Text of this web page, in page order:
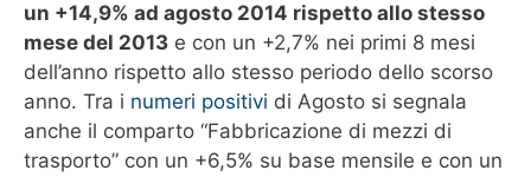
un +14,9% ad agosto 2014 rispetto allo stesso
mese del 2013 e con un +2,7% nei primi 8 mesi
dell’anno rispetto allo stesso periodo dello scorso
anno. Tra i numeri positivi di Agosto si segnala
anche il comparto “Fabbricazione di mezzi di
trasporto” con un +6,5% su base mensile e con un